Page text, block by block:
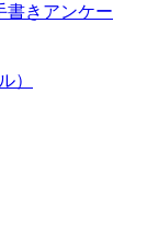
書きアンケー
）